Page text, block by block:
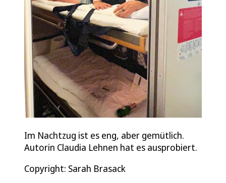
Im Nachtzug ist es eng, aber gemütlich.
Autorin Claudia Lehnen hat es ausprobiert.
Copyright: Sarah Brasack